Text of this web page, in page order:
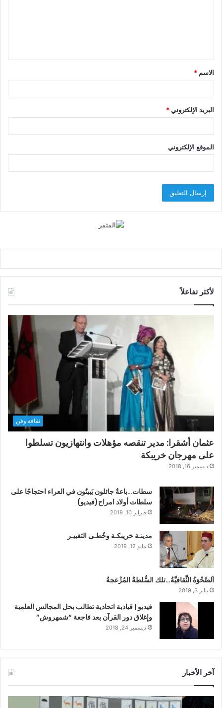
ق
*
الاسم *
البريد الإلكتروني*
الموقع الإلكتروني
لأكثر تفاعلاً
ثقافة وفن
عثمان أشقرا: مدير تنقصه مؤهلات وانتهازيون تسلطوا
على مهرجان خريبكة
ديسمبر 16, 2018
سطات…باعةٌ جائلون يَبيتُون في العراء احتجاجًا على
سلطات أولاد امراح(فيديو)
فبراير 10, 2019
مدينـة خريبكـة وخُطـى التَغييـر
مايو 12, 2019
اَلصَّحْوَةُ الثَّقافيَّةُ…تلك السُّلطةُ المُزْعجةُ
يناير 3, 2019
فيديو | قيادية اتحادية تطالب بحل المجالس العلمية
وإغلاق دور القرآن بعد فاجعة “شمهروش”
ديسمبر 24, 2018
آخر الأخبار